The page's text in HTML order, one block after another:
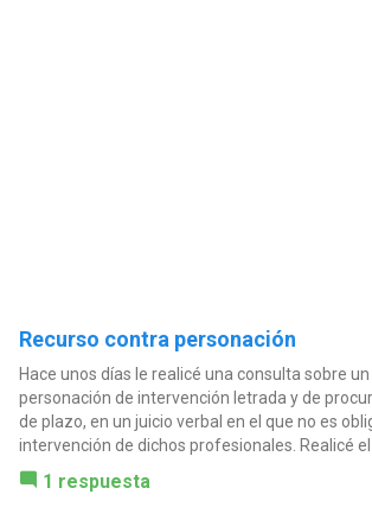
Recurso contra personación
Hace unos días le realicé una consulta sobre
personación de intervención letrada y de
de plazo, en un juicio verbal en el que no es
intervención de dichos profesionales. Realicé el
1 respuesta